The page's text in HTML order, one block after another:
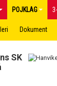
POJKLAG
Dokument
SK